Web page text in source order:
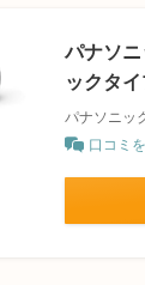
パナソ
ックタ
パナソニッ
口コミ